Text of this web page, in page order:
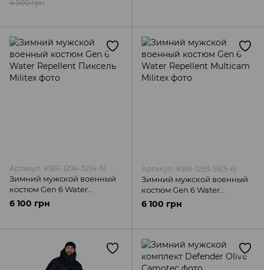
4 500 грн
Артикул: KBR-1294-52(4-5)
Зимний мужской военный
костюм Gen 6 Water
Repellent Пиксель Militex
6 100 грн
Артикул: KBR-1293-56(5-6)
Зимний мужской военный
костюм Gen 6 Water
Repellent Multicam Militex
6 100 грн